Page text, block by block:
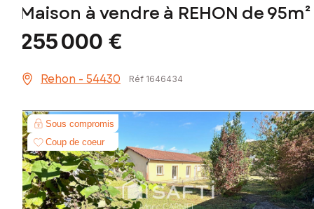
Maison à vendre à REHON de 95m²
255 000 €
Rehon - 54430 Réf 1646434
Sous compromis
Coup de coeur